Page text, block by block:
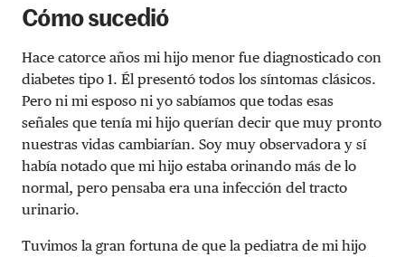
Cómo sucedió
Hace catorce años mi hijo menor fue diagnosticado con
diabetes tipo 1. Él presentó todos los síntomas clásicos.
Pero ni mi esposo ni yo sabíamos que todas esas
señales que tenía mi hijo querían decir que muy pronto
nuestras vidas cambiarían. Soy muy observadora y sí
había notado que mi hijo estaba orinando más de lo
normal, pero pensaba era una infección del tracto
urinario.
Tuvimos la gran fortuna de que la pediatra de mi hijo